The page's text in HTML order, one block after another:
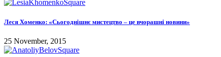
Леся Хоменко: «Сьогоднішнє мистецтво – це вчорашні новини»
25 November, 2015